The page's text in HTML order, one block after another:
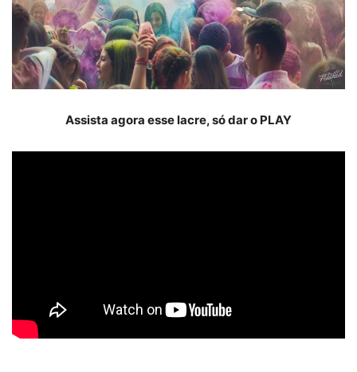
Assista agora esse lacre, só dar o PLAY